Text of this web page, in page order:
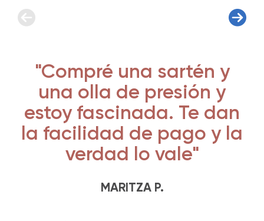
"Compré una sartén y
una olla de presión y
estoy fascinada. Te dan
la facilidad de pago y la
verdad lo vale"
MARITZA P.